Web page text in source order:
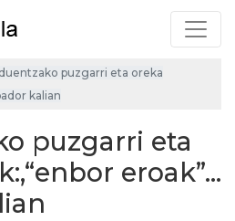
puzgarri eta oreka
kalian
puzgarri eta
eroak”...